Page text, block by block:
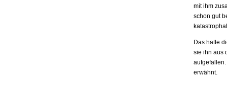
mit ihm
schon gut
Das hatte
sie ihn aus
erwähnt.